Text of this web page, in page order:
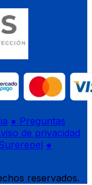
● Preguntas
de privacidad
●
reservados.